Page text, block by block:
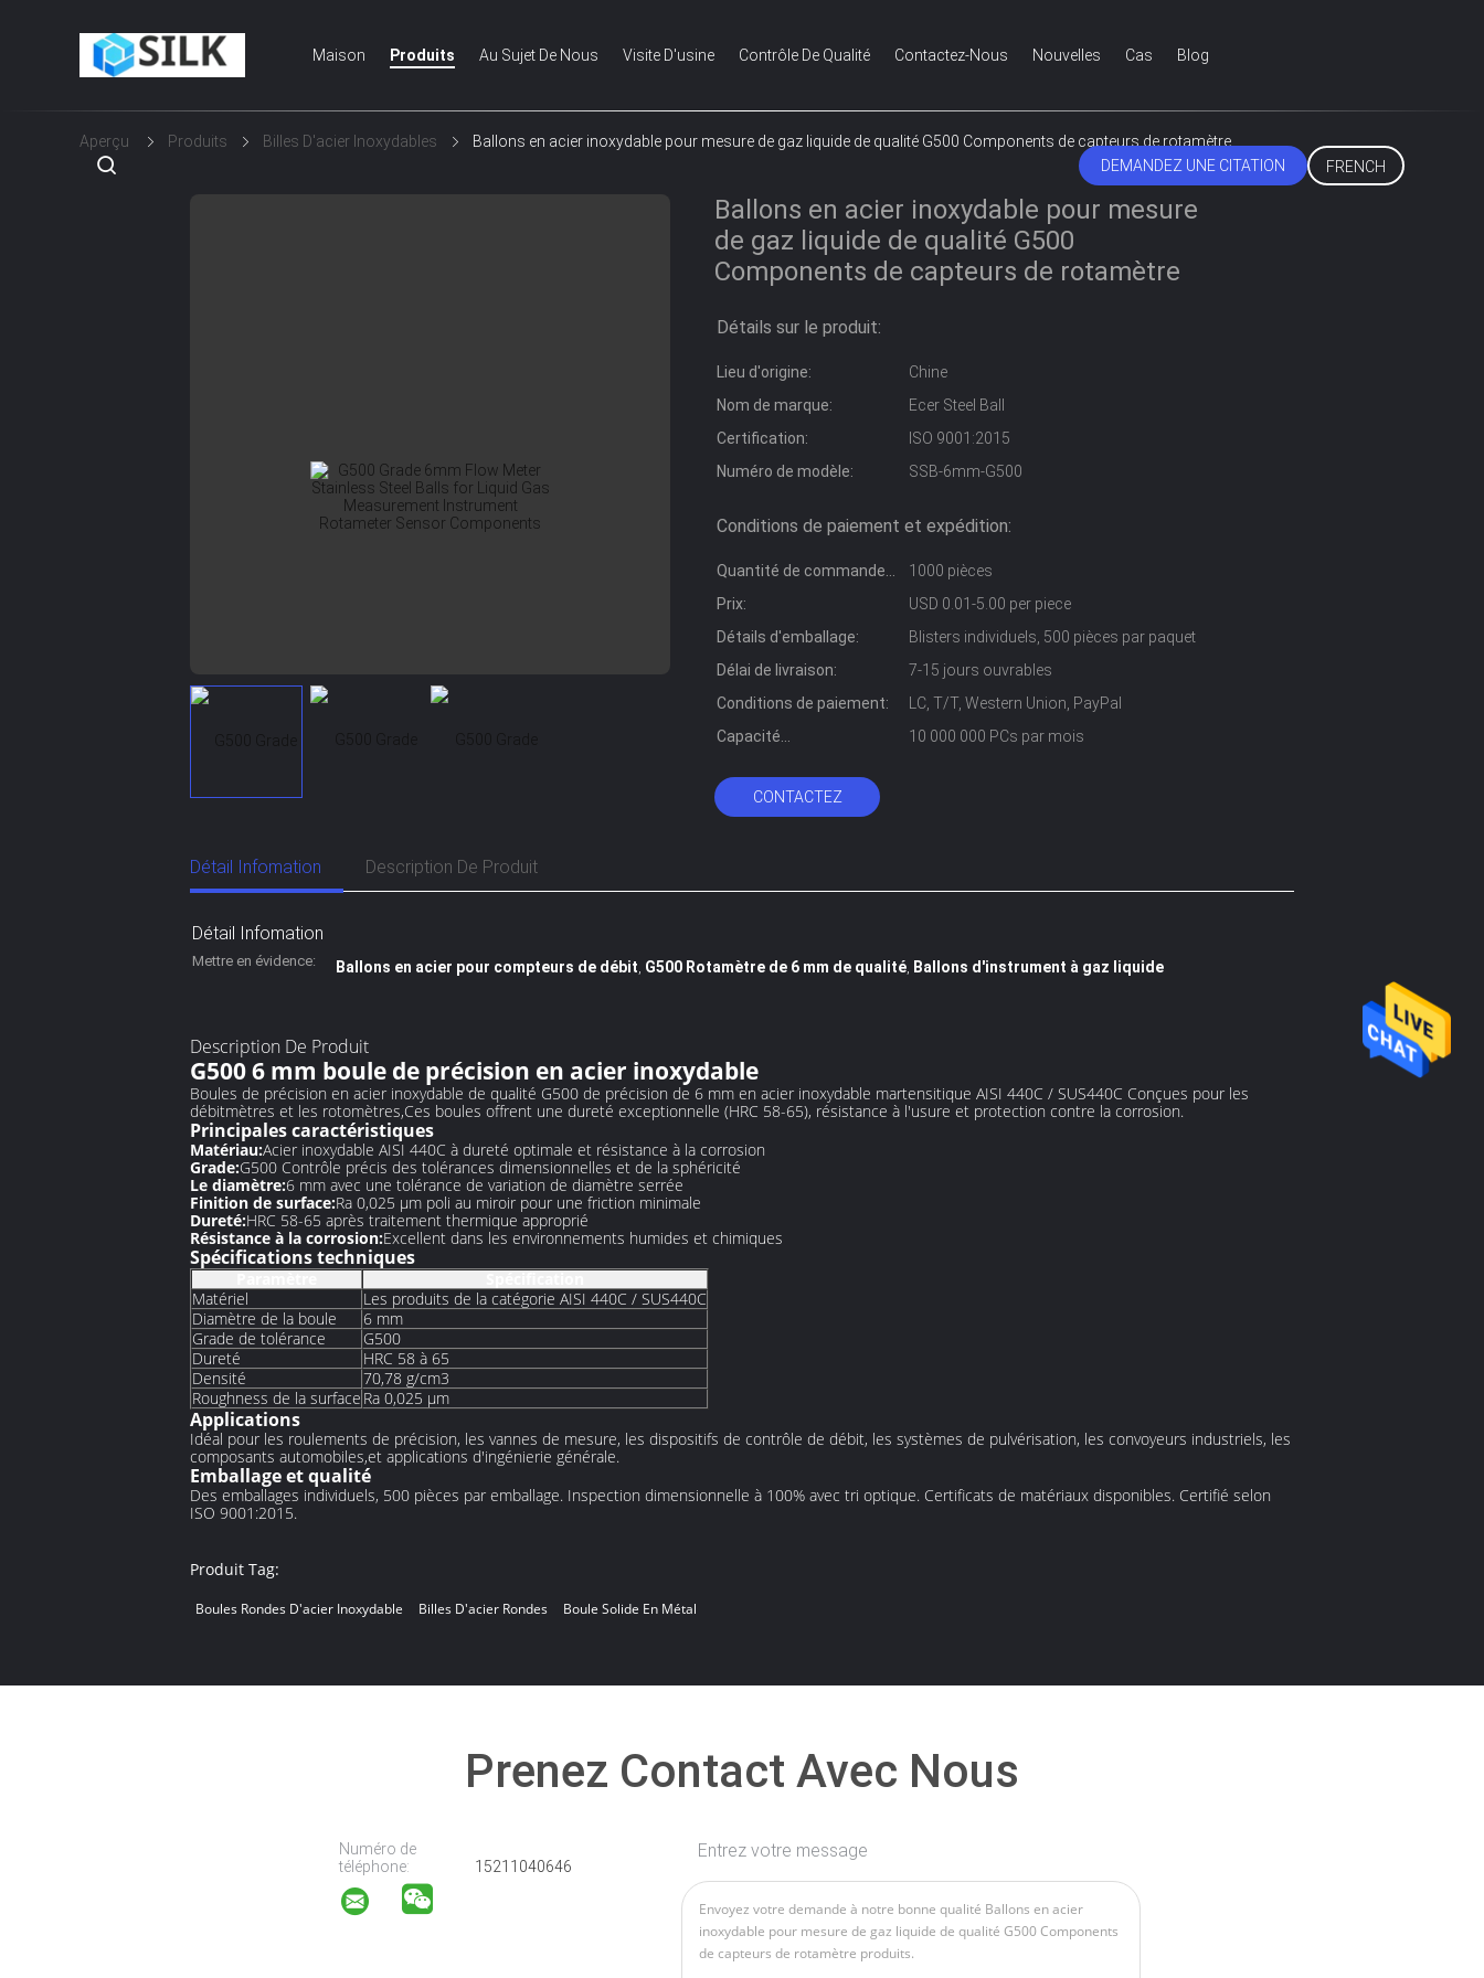
Maison Produits Au Sujet De Nous Visite D'usine Contrôle De Qualité Contactez-Nous Nouvelles Cas Blog
DEMANDEZ UNE CITATION FRENCH
Aperçu Produits Billes D'acier Inoxydables Ballons en acier inoxydable pour mesure de gaz liquide de qualité G500 Components de capteurs de rotamètre
Ballons en acier inoxydable pour mesure
de gaz liquide de qualité G500
Components de capteurs de rotamètre
Détails sur le produit:
Lieu d'origine:
Chine
Nom de marque:
Ecer Steel Ball
Certification:
ISO 9001:2015
Numéro de modèle:
SSB-6mm-G500
Conditions de paiement et expédition:
Quantité de commande
min:
1000 pièces
Prix:
USD 0.01-5.00 per piece
Détails d'emballage:
Blisters individuels, 500 pièces par paquet
Délai de livraison:
7-15 jours ouvrables
Conditions de paiement:
LC, T/T, Western Union, PayPal
Capacité
10 000 000 PCs par mois
CONTACTEZ
Détail Infomation Description De Produit
Détail Infomation
Mettre en évidence: Ballons en acier pour compteurs de débit, G500 Rotamètre de 6 mm de qualité, Ballons d'instrument à gaz liquide
Description De Produit
G500 6 mm boule de précision en acier inoxydable
Boules de précision en acier inoxydable de qualité G500 de précision de 6 mm en acier inoxydable martensitique AISI 440C / SUS440C Conçues pour les
débitmètres et les rotomètres,Ces boules offrent une dureté exceptionnelle (HRC 58-65), résistance à l'usure et protection contre la corrosion.
Principales caractéristiques
Matériau:Acier inoxydable AISI 440C à dureté optimale et résistance à la corrosion
Grade:G500 Contrôle précis des tolérances dimensionnelles et de la sphéricité
Le diamètre:6 mm avec une tolérance de variation de diamètre serrée
Finition de surface:Ra 0,025 μm poli au miroir pour une friction minimale
Dureté:HRC 58-65 après traitement thermique approprié
Résistance à la corrosion:Excellent dans les environnements humides et chimiques
Spécifications techniques
Matériel
Les produits de la catégorie AISI 440C / SUS440C
Diamètre de la boule
6 mm
Grade de tolérance
G500
Dureté
HRC 58 à 65
Densité
70,78 g/cm3
Roughness de la surface Ra 0,025 μm
Applications
Idéal pour les roulements de précision, les vannes de mesure, les dispositifs de contrôle de débit, les systèmes de pulvérisation, les convoyeurs industriels, les
composants automobiles,et applications d'ingénierie générale.
Emballage et qualité
Des emballages individuels, 500 pièces par emballage. Inspection dimensionnelle à 100% avec tri optique. Certificats de matériaux disponibles. Certifié selon
ISO 9001:2015.
Produit Tag:
Boules Rondes D'acier Inoxydable Billes D'acier Rondes Boule Solide En Métal
Prenez Contact Avec Nous
Numéro de
téléphone:
15211040646
Entrez votre message